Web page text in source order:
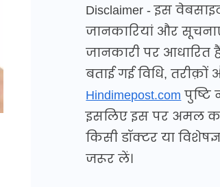
Disclaimer - इस
जानकारियां और
जानकारी पर आधारित
बताई गई विधि, तरीक़ों
Hindimepost.com पुष्टि
इसलिए इस पर अमल
किसी डॉक्टर या
जरूर लें।